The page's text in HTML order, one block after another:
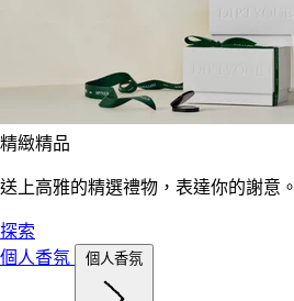
精緻精品
送上高雅的精選禮物，表達你的謝意。
探索
個人香氛
個人香氛